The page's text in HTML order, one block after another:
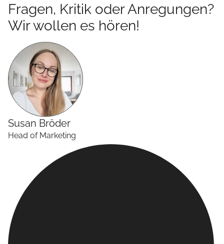
Fragen, Kritik oder Anregungen?
Wir wollen es hören!
Susan Bröder
Head of Marketing